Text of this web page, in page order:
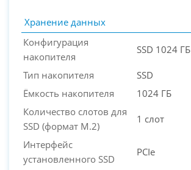
Хранение данных
Конфигурация
накопителя
SSD 1024 ГБ
Тип накопителя
SSD
Ёмкость накопителя
1024 ГБ
Количество слотов для
SSD (формат M.2)
1 слот
Интерфейс
установленного SSD
PCIe